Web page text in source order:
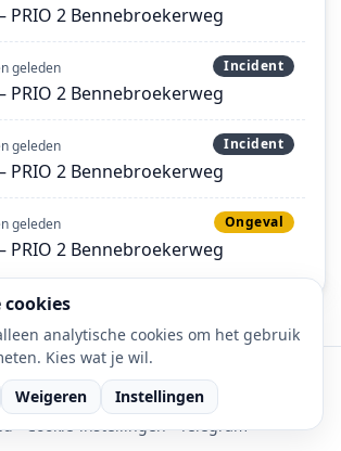
PRIO 2 Bennebroekerweg
geleden Incident
PRIO 2 Bennebroekerweg
geleden Incident
PRIO 2 Bennebroekerweg
geleden Ongeval
PRIO 2 Bennebroekerweg
meldingen.nl • 112 meldingen is onderdeel
van DaLec.
·Cookie-instellingen·Telegram
analytische cookies om het gebruik
Kies wat je wil.
Weigeren Instellingen